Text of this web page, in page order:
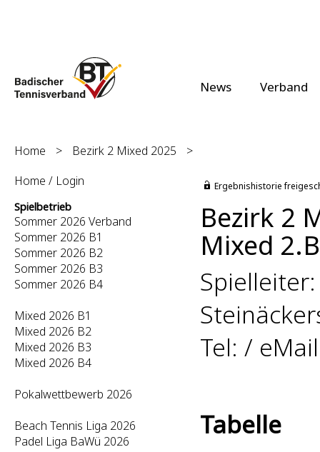
News Verband
Home > Bezirk 2 Mixed 2025
>
Home / Login
Spielbetrieb
Sommer 2026 Verband
Sommer 2026 B1
Sommer 2026 B2
Sommer 2026 B3
Sommer 2026 B4
Mixed 2026 B1
Mixed 2026 B2
Mixed 2026 B3
Mixed 2026 B4
Pokalwettbewerb 2026
Beach Tennis Liga 2026
Padel Liga BaWü 2026
Ergebnishistorie
Bezirk 2
Mixed
Tel: /
Tabelle